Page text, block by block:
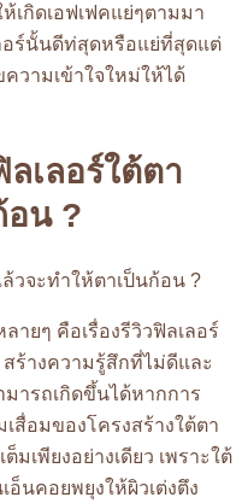
เกิดเอฟเฟคแย่ๆตามมา
อร์นั้นดีท่สุดหรือแย่ที่สุดแต่
ความเข้าใจใหม่ให้ได้
เลอร์ใต้ตา
อน ?
ยๆ คือเรื่องรีวิวฟิลเลอร์
ร้างความรู้สึกที่ไม่ดีและ
ารถเกิดขึ้นได้หากการ
สื่อมของโครงสร้างใต้ตา
มเพียงอย่างเดียว เพราะใต้
อ็นคอยพยุงให้ผิวเต่งตึง